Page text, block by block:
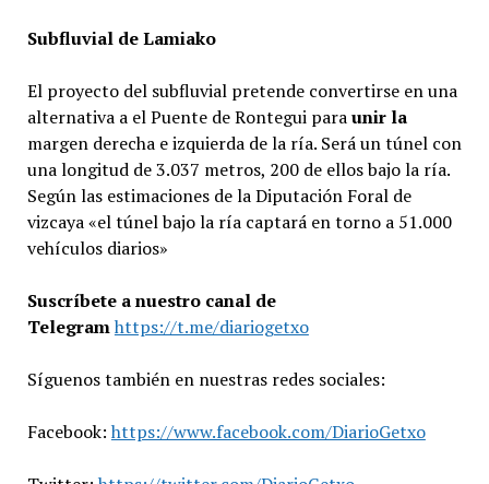
Subfluvial de Lamiako
El proyecto del subfluvial pretende convertirse en una
alternativa a el Puente de Rontegui paraunir la
margen derecha e izquierda de la ría. Será un túnel con
una longitud de 3.037 metros, 200 de ellos bajo la ría.
Según las estimaciones de la Diputación Foral de
vizcaya «el túnel bajo la ría captará en torno a 51.000
vehículos diarios»
Suscríbete a nuestro canal de
Telegramhttps://t.me/diariogetxo
Síguenos también en nuestras redes sociales:
Facebook: https://www.facebook.com/DiarioGetxo